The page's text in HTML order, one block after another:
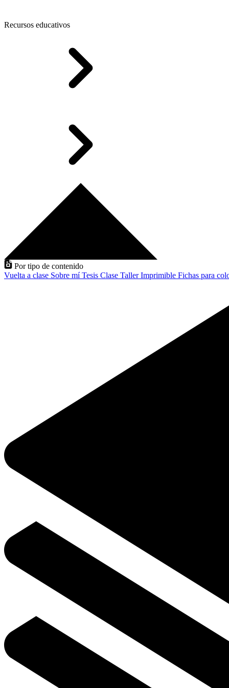
Recursos educativos
Por tipo de contenido
Vuelta a clase Sobre míTesis Clase TallerImprimible Fichas para